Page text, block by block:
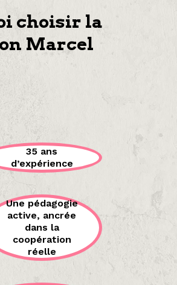
choisir la
Marcel
35 ans
d’expérience
Une pédagogie
active, ancrée
dans la
coopération
réelle